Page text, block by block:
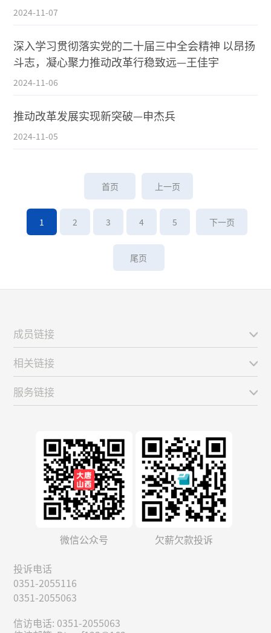
2024-11-07
深入学习贯彻落实党的二十届三中全会精神 以昂扬
斗志，凝心聚力推动改革行稳致远—王佳宇
2024-11-06
推动改革发展实现新突破—申杰兵
2024-11-05
首页 上一页
1 2 3 4 5 下一页
尾页
微信公众号
欠薪欠款投诉
投诉电话
0351-2055116
0351-2055063
信访电话: 0351-2055063
成员链接
相关链接
服务链接